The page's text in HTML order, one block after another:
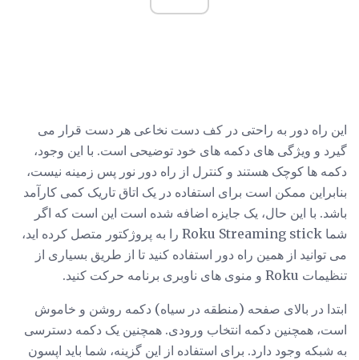
این راه دور به راحتی در کف دست نخاعی هر دست قرار می
گیرد و ویژگی های دکمه های خود توضیحی است. با این وجود،
دکمه ها کوچک هستند و کنترل از راه دور نور پس زمینه نیست،
بنابراین ممکن است برای استفاده در یک اتاق تاریک کمی کارآمد
باشد. با این حال، یک جایزه اضافه شده است این است که اگر
شما Roku Streaming stick را به پروژکتور متصل کرده اید،
می توانید از همین راه دور استفاده کنید تا از طریق بسیاری از
تنظیمات Roku و منوی های ناوبری برنامه حرکت کنید.
ابتدا در بالای صفحه (منطقه در سیاه) دکمه روشن و خاموش
است، همچنین دکمه انتخاب ورودی. همچنین یک دکمه دسترسی
به شبکه وجود دارد. برای استفاده از این گزینه، شما باید اپسون